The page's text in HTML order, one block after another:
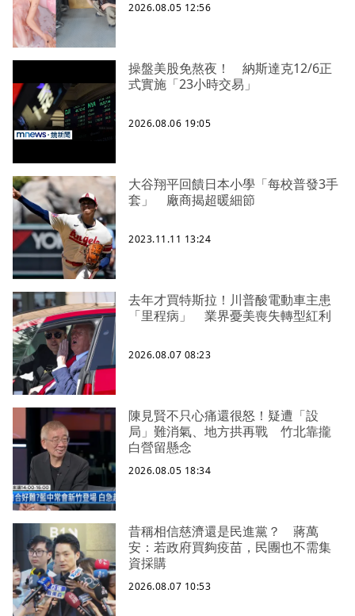
2026.08.05 12:56
操盤美股免熬夜！ 納斯達克12/6正
式實施「23小時交易」
2026.08.06 19:05
大谷翔平回饋日本小學「每校普發3手
套」 廠商揭超暖細節
2023.11.11 13:24
去年才買特斯拉！川普酸電動車主患
「里程病」 業界憂美喪失轉型紅利
2026.08.07 08:23
陳見賢不只心痛還很怒！疑遭「設
局」難消氣、地方拱再戰 竹北靠攏
白營留懸念
2026.08.05 18:34
昔稱相信慈濟還是民進黨？ 蔣萬
安：若政府買夠疫苗，民團也不需集
資採購
2026.08.07 10:53